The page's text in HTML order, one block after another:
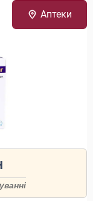
Аптеки